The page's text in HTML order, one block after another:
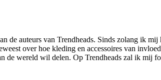
de auteurs van Trendheads. Sinds zolang ik
over hoe kleding en accessoires van
de wereld wil delen. Op Trendheads zal ik mij